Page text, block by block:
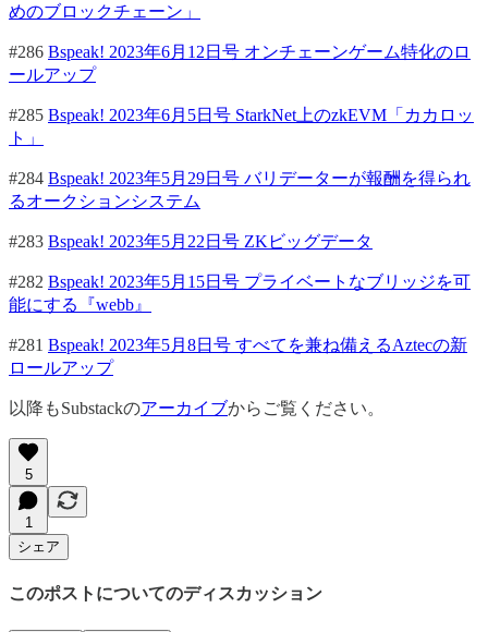
めのブロックチェーン」
#286 Bspeak! 2023年6月12日号 オンチェーンゲーム特化のロ
ールアップ
#285 Bspeak! 2023年6月5日号 StarkNet上のzkEVM「カカロッ
ト」
#284 Bspeak! 2023年5月29日号 バリデーターが報酬を得られ
るオークションシステム
#283 Bspeak! 2023年5月22日号 ZKビッグデータ
#282 Bspeak! 2023年5月15日号 プライベートなブリッジを可
能にする『webb』
#281 Bspeak! 2023年5月8日号 すべてを兼ね備えるAztecの新
ロールアップ
以降もSubstackのアーカイブからご覧ください。
5
1
シェア
このポストについてのディスカッション